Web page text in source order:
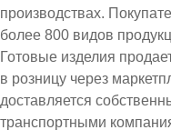
производствах.
более 800 видов
Готовые изделия
в розницу через
доставляется
транспортными